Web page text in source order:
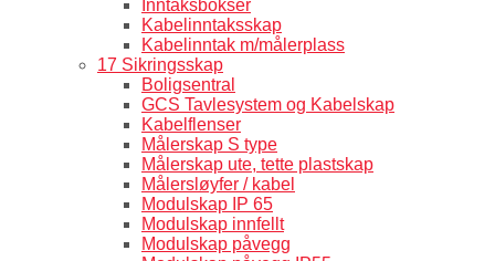
Inntaksbokser
Kabelinntaksskap
Kabelinntak m/målerplass
17 Sikringsskap
Boligsentral
GCS Tavlesystem og Kabelskap
Kabelflenser
Målerskap S type
Målerskap ute, tette plastskap
Målersløyfer / kabel
Modulskap IP 65
Modulskap innfellt
Modulskap påvegg